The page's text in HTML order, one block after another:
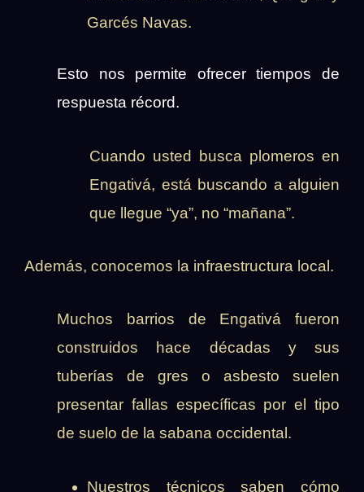
Garcés Navas.
Esto nos permite ofrecer tiempos de
respuesta récord.
Cuando usted busca plomeros en
Engativá, está buscando a alguien
que llegue “ya”, no “mañana”.
Además, conocemos la infraestructura local.
Muchos barrios de Engativá fueron
construidos hace décadas y sus
tuberías de gres o asbesto suelen
presentar fallas específicas por el tipo
de suelo de la sabana occidental.
Nuestros técnicos saben cómo